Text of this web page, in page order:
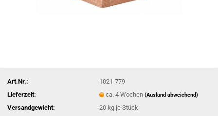
Art.Nr.:
1021-779
Lieferzeit:
ca. 4 Wochen(Ausland abweichend)
Versandgewicht: 20 kg je Stück